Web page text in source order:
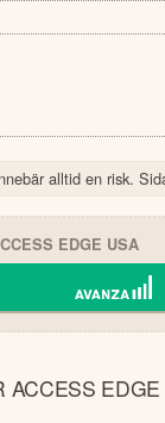
alltid en risk.
EDGE USA
ACCESS